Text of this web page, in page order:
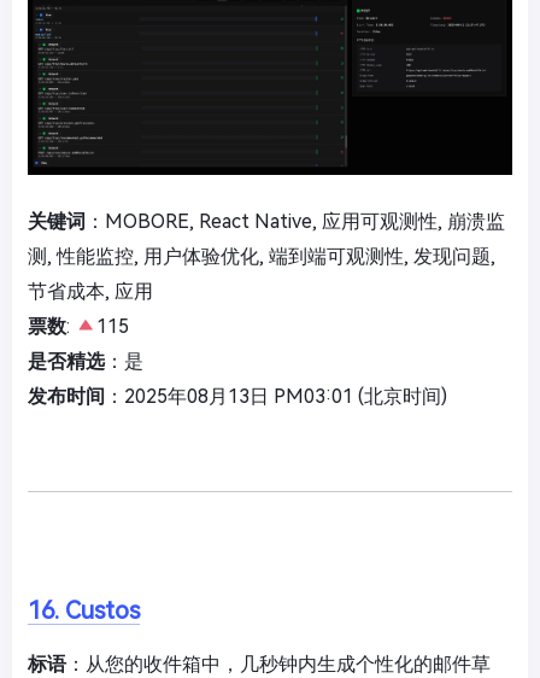
关键词 ：MOBORE, React Native, 应用可观测性, 崩溃监
测, 性能监控, 用户体验优化, 端到端可观测性, 发现问题,
节省成本, 应用
票数:
115
是否精选：是
发布时间 ：2025年08月13日 PM03:01 (北京时间)
16. Custos
标语：从您的收件箱中，几秒钟内生成个性化的邮件草